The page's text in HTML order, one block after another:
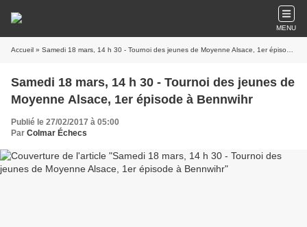
MENU
Accueil » Samedi 18 mars, 14 h 30 - Tournoi des jeunes de Moyenne Alsace, 1er épisode à Bennwihr
Samedi 18 mars, 14 h 30 - Tournoi des jeunes de
Moyenne Alsace, 1er épisode à Bennwihr
Publié le 27/02/2017 à 05:00
Par Colmar Échecs